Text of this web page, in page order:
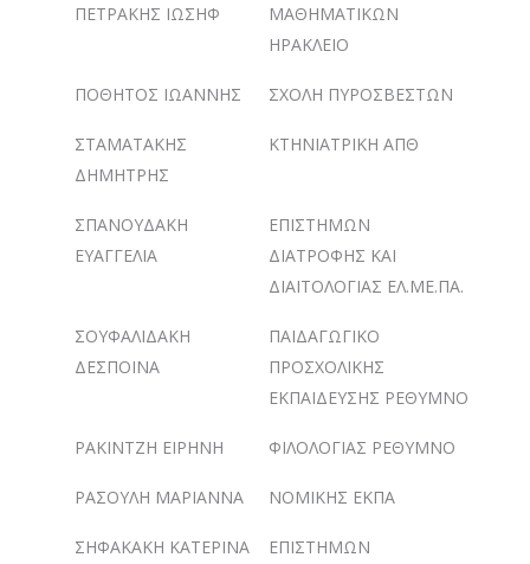
ΠΕΤΡΑΚΗΣ ΙΩΣΗΦ
ΜΑΘΗΜΑΤΙΚΩΝ
ΗΡΑΚΛΕΙΟ
ΠΟΘΗΤΟΣ ΙΩΑΝΝΗΣ ΣΧΟΛΗ ΠΥΡΟΣΒΕΣΤΩΝ
ΣΤΑΜΑΤΑΚΗΣ
ΔΗΜΗΤΡΗΣ
ΚΤΗΝΙΑΤΡΙΚΗ ΑΠΘ
ΣΠΑΝΟΥΔΑΚΗ
ΕΥΑΓΓΕΛΙΑ
ΕΠΙΣΤΗΜΩΝ
ΔΙΑΤΡΟΦΗΣ ΚΑΙ
ΔΙΑΙΤΟΛΟΓΙΑΣ ΕΛ.ΜΕ.ΠΑ.
ΣΟΥΦΑΛΙΔΑΚΗ
ΔΕΣΠΟΙΝΑ
ΠΑΙΔΑΓΩΓΙΚΟ
ΠΡΟΣΧΟΛΙΚΗΣ
ΕΚΠΑΙΔΕΥΣΗΣ ΡΕΘΥΜΝΟ
ΡΑΚΙΝΤΖΗ ΕΙΡΗΝΗ ΦΙΛΟΛΟΓΙΑΣ ΡΕΘΥΜΝΟ
ΡΑΣΟΥΛΗ ΜΑΡΙΑΝΝΑ ΝΟΜΙΚΗΣ ΕΚΠΑ
ΣΗΦΑΚΑΚΗ ΚΑΤΕΡΙΝΑ
ΕΠΙΣΤΗΜΩΝ